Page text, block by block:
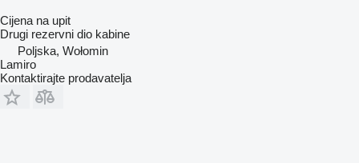
Cijena na upit
Drugi rezervni dio kabine
Poljska, Wołomin
Lamiro
Kontaktirajte prodavatelja